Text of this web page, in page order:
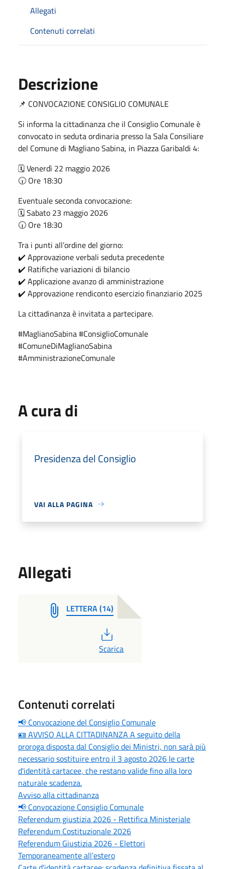
Allegati
Contenuti correlati
Descrizione
📌 CONVOCAZIONE CONSIGLIO COMUNALE
Si informa la cittadinanza che il Consiglio Comunale è
convocato in seduta ordinaria presso la Sala Consiliare
del Comune di Magliano Sabina, in Piazza Garibaldi 4:
🗓️ Venerdì 22 maggio 2026
🕡 Ore 18:30
Eventuale seconda convocazione:
🗓️ Sabato 23 maggio 2026
🕡 Ore 18:30
Tra i punti all’ordine del giorno:
✔️ Approvazione verbali seduta precedente
✔️ Ratifiche variazioni di bilancio
✔️ Applicazione avanzo di amministrazione
✔️ Approvazione rendiconto esercizio finanziario 2025
La cittadinanza è invitata a partecipare.
#MaglianoSabina #ConsiglioComunale
#ComuneDiMaglianoSabina
#AmministrazioneComunale
A cura di
Presidenza del Consiglio
VAI ALLA PAGINA
Allegati
LETTERA (14)
PDF
Scarica
Contenuti correlati
📢 Convocazione del Consiglio Comunale
🪪 AVVISO ALLA CITTADINANZA A seguito della
proroga disposta dal Consiglio dei Ministri, non sarà più
necessario sostituire entro il 3 agosto 2026 le carte
d'identità cartacee, che restano valide fino alla loro
naturale scadenza.
Avviso alla cittadinanza
📢 Convocazione Consiglio Comunale
Referendum giustizia 2026 - Rettifica Ministeriale
Referendum Costituzionale 2026
Referendum Giustizia 2026 - Elettori
Temporaneamente all'estero